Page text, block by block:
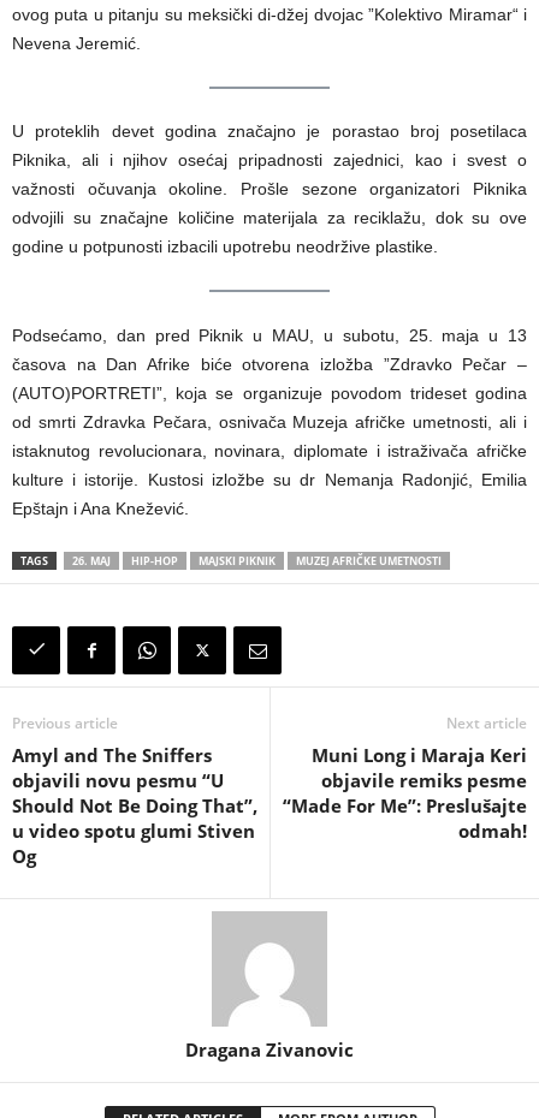
ovog puta u pitanju su meksički di-džej dvojac ”Kolektivo Miramar“ i
Nevena Jeremić.
U proteklih devet godina značajno je porastao broj posetilaca
Piknika, ali i njihov osećaj pripadnosti zajednici, kao i svest o
važnosti očuvanja okoline. Prošle sezone organizatori Piknika
odvojili su značajne količine materijala za reciklažu, dok su ove
godine u potpunosti izbacili upotrebu neodržive plastike.
Podsećamo, dan pred Piknik u MAU, u subotu, 25. maja u 13
časova na Dan Afrike biće otvorena izložba ”Zdravko Pečar –
(AUTO)PORTRETI”, koja se organizuje povodom trideset godina
od smrti Zdravka Pečara, osnivača Muzeja afričke umetnosti, ali i
istaknutog revolucionara, novinara, diplomate i istraživača afričke
kulture i istorije. Kustosi izložbe su dr Nemanja Radonjić, Emilia
Epštajn i Ana Knežević.
TAGS 26. MAJ HIP-HOP MAJSKI PIKNIK MUZEJ AFRIČKE UMETNOSTI
Previous article
Amyl and The Sniffers
objavili novu pesmu “U
Should Not Be Doing That”,
u video spotu glumi Stiven
Og
Next article
Muni Long i Maraja Keri
objavile remiks pesme
“Made For Me”: Preslušajte
odmah!
Dragana Zivanovic